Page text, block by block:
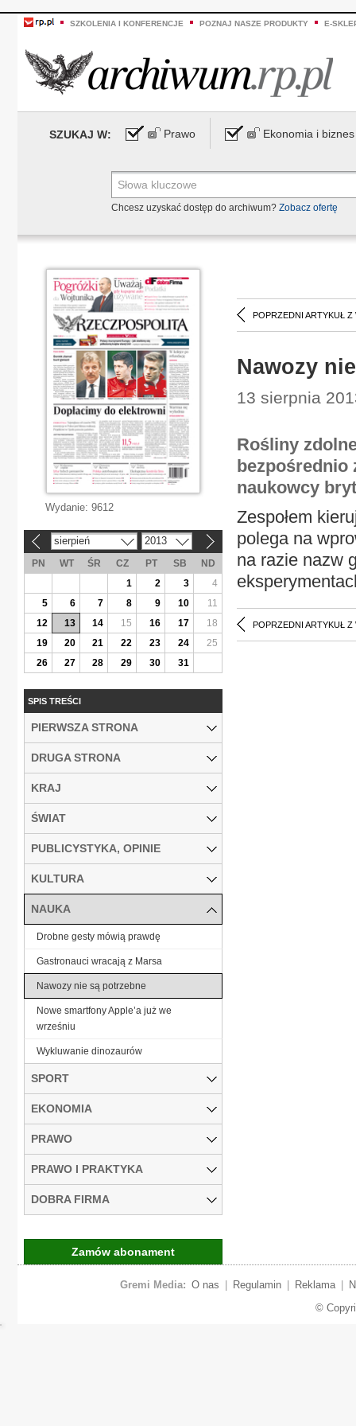
SZKOLENIA I KONFERENCJE POZNAJ NASZE PRODUKTY E-
SZUKAJ W: Prawo Ekonomia i biznes
Chcesz uzyskać dostęp do archiwum? Zobacz ofertę
POPRZEDNI ARTYKUŁ Z
Nawozy
13 sierpnia
Rośliny
bezpośrednio
naukowcy
Zespołem
polega na
na razie nazw
POPRZEDNI ARTYKUŁ Z
Wydanie: 9612
sierpień 2013
PN WT ŚR CZ PT SB
ND
1
2 3
4
5
6 7 8 9 10
11
12
13 14 15 16 17
18
19
20 21 22 23 24
25
26
27 28 29 30 31
SPIS TREŚCI
PIERWSZA STRONA
DRUGA STRONA
KRAJ
ŚWIAT
PUBLICYSTYKA, OPINIE
KULTURA
NAUKA
Drobne gesty mówią prawdę
Gastronauci wracają z Marsa
Nawozy nie są potrzebne
Nowe smartfony Apple’a już we
wrześniu
Wykluwanie dinozaurów
SPORT
EKONOMIA
PRAWO
PRAWO I PRAKTYKA
DOBRA FIRMA
Zamów abonament
Gremi Media: O nas Regulamin Reklama
©